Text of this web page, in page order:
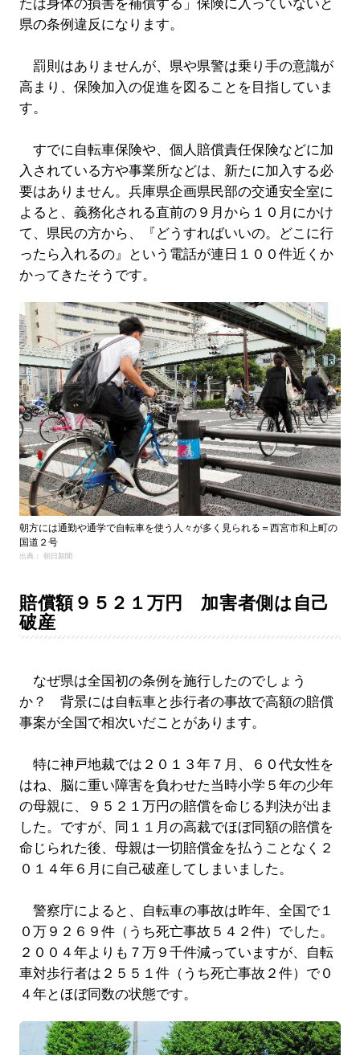
たは身体の損害を補償する」保険に入っていないと
県の条例違反になります。
罰則はありませんが、県や県警は乗り手の意識が
高まり、保険加入の促進を図ることを目指していま
す。
すでに自転車保険や、個人賠償責任保険などに加
入されている方や事業所などは、新たに加入する必
要はありません。兵庫県企画県民部の交通安全室に
よると、義務化される直前の９月から１０月にかけ
て、県民の方から、『どうすればいいの。どこに行
ったら入れるの』という電話が連日１００件近くか
かってきたそうです。
朝方には通勤や通学で自転車を使う人々が多く見られる＝西宮市和上町の
国道２号
出典： 朝日新聞
賠償額９５２１万円 加害者側は自己
破産
なぜ県は全国初の条例を施行したのでしょう
か？ 背景には自転車と歩行者の事故で高額の賠償
事案が全国で相次いだことがあります。
特に神戸地裁では２０１３年７月、６０代女性を
はね、脳に重い障害を負わせた当時小学５年の少年
の母親に、９５２１万円の賠償を命じる判決が出ま
した。ですが、同１１月の高裁でほぼ同額の賠償を
命じられた後、母親は一切賠償金を払うことなく２
０１４年６月に自己破産してしまいました。
警察庁によると、自転車の事故は昨年、全国で１
０万９２６９件（うち死亡事故５４２件）でした。
２００４年よりも７万９千件減っていますが、自転
車対歩行者は２５５１件（うち死亡事故２件）で０
４年とほぼ同数の状態です。